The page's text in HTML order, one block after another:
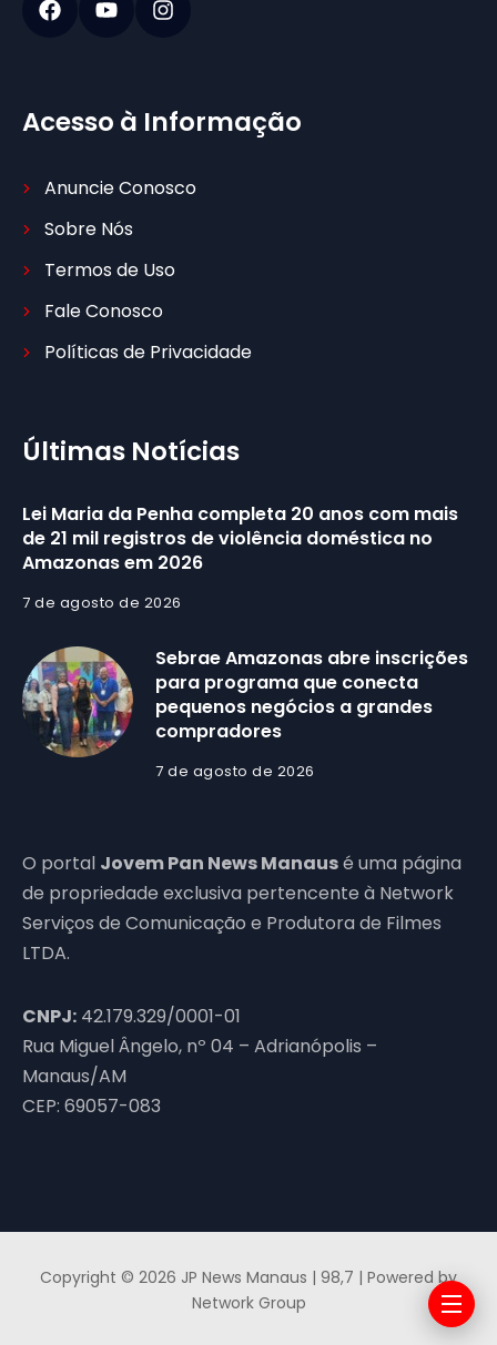
Acesso à Informação
Anuncie Conosco
Sobre Nós
Termos de Uso
Fale Conosco
Políticas de Privacidade
Últimas Notícias
Lei Maria da Penha completa 20 anos com mais
de 21 mil registros de violência doméstica no
Amazonas em 2026
7 de agosto de 2026
Sebrae Amazonas abre inscrições
para programa que conecta
pequenos negócios a grandes
compradores
7 de agosto de 2026
O portal Jovem Pan News Manausé uma página
de propriedade exclusiva pertencente à Network
Serviços de Comunicação e Produtora de Filmes
LTDA.
CNPJ: 42.179.329/0001-01
Rua Miguel Ângelo, nº 04 – Adrianópolis –
Manaus/AM
CEP: 69057-083
Copyright © 2026 JP News Manaus | 98,7 | Powered by
Network Group